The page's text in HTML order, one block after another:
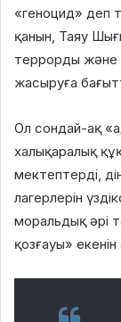
«геноцид» деп
қанын, Таяу
террорды және
жасыруға
Ол сондай-ақ
халықаралық
мектептерді,
лагерлерін
моральдық әрі
қозғауы» екенін